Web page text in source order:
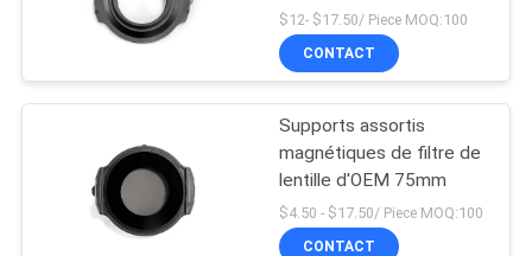
Filtre ND8
150mm
$12- $17.50/ Piece MOQ:100
CONTACT
Supports assortis
magnétiques de filtre de
lentille d'OEM 75mm
$4.50 - $17.50/ Piece MOQ:100
CONTACT